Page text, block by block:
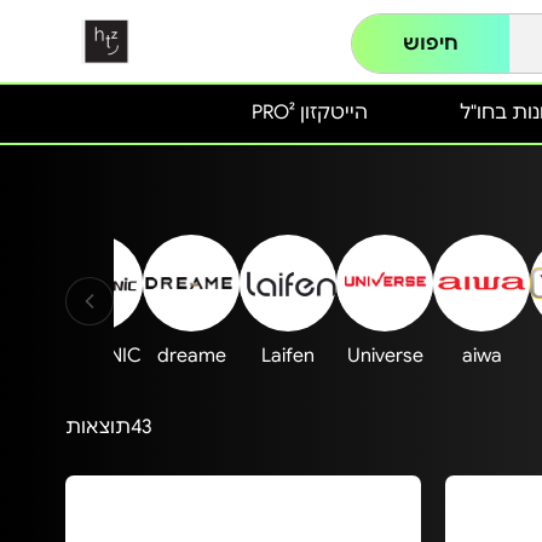
חיפוש
הייטקזון PRO² בחו"ל
aiwa
Universe
Laifen
dreame
SASSONIC
43תוצאות